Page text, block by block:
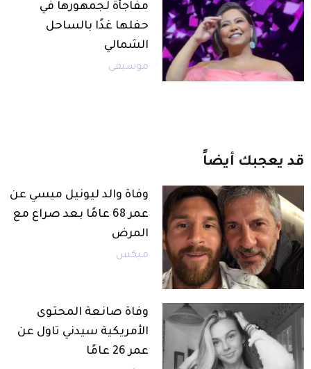
مفاجأة لجمهورها في
حفلها غدًا بالساحل
الشمالي
موسيقى
قد يعجبك أيضاً
وفاة والد ليونيل ميسي عن
عمر 68 عامًا بعد صراع مع
المرض
ميكس
وفاة صانعة المحتوى
الأمريكية سيدني تاول عن
عمر 26 عامًا